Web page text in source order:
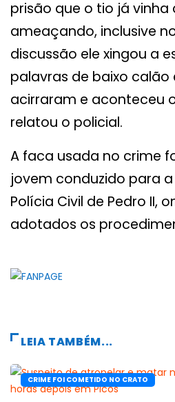
prisão que o tio já vinha
ameaçando, inclusive
discussão ele xingou a
palavras de baixo calão
acirraram e aconteceu
relatou o policial.
A faca usada no crime
jovem conduzido para
Polícia Civil de Pedro II,
adotados os
LEIA TAMBÉM...
CRIME FOI COMETIDO NO CRATO